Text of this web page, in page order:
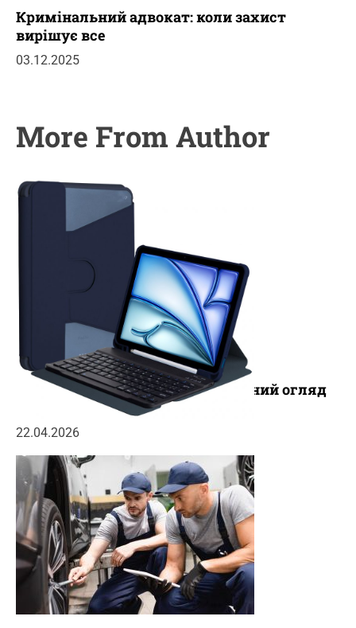
Кримінальний адвокат: коли захист
вирішує все
03.12.2025
More From Author
Чохли для iPad 11 (A16) 2025: повний огляд
популярних новинок
22.04.2026